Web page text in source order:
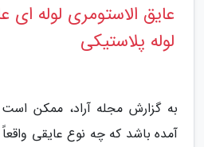
عایق الاستومری لوله ای
لوله پلاستیکی
به گزارش مجله آراد، ممکن
آمده باشد که چه نوع عایقی